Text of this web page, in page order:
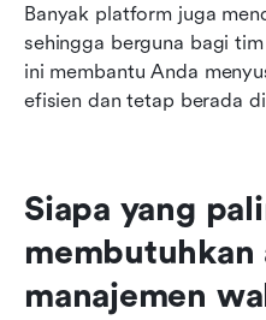
Banyak platform juga
sehingga berguna bagi
ini membantu Anda
efisien dan tetap berada
Siapa yang
membutuhkan
manajemen